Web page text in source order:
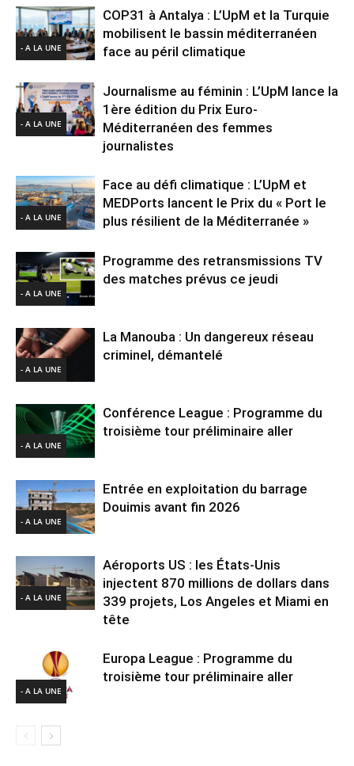
- A LA UNE
COP31 à Antalya : L’UpM et la Turquie
mobilisent le bassin méditerranéen
face au péril climatique
- A LA UNE
Journalisme au féminin : L’UpM lance la
1ère édition du Prix Euro-
Méditerranéen des femmes
journalistes
- A LA UNE
Face au défi climatique : L’UpM et
MEDPorts lancent le Prix du « Port le
plus résilient de la Méditerranée »
- A LA UNE
Programme des retransmissions TV
des matches prévus ce jeudi
- A LA UNE
La Manouba : Un dangereux réseau
criminel, démantelé
- A LA UNE
Conférence League : Programme du
troisième tour préliminaire aller
- A LA UNE
Entrée en exploitation du barrage
Douimis avant fin 2026
- A LA UNE
Aéroports US : les États-Unis
injectent 870 millions de dollars dans
339 projets, Los Angeles et Miami en
tête
- A LA UNE
Europa League : Programme du
troisième tour préliminaire aller